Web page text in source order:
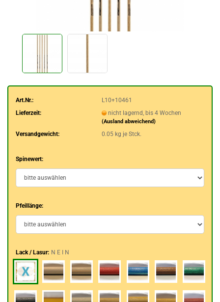
Art.Nr.:
L10+10461
Lieferzeit:
nicht lagernd, bis 4 Wochen
(Ausland abweichend)
Versandgewicht: 0.05 kg je Stck.
Spinewert:
Pfeillänge:
Lack / Lasur: N E I N